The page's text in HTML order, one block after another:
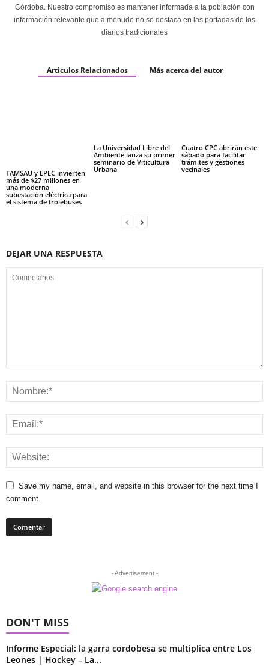
Córdoba. Nuestro compromiso es mantener informada a la población con
información relevante que a menudo no se destaca en las portadas de los
diarios tradicionales
Articulos Relacionados Más acerca del autor
TAMSAU y EPEC invierten
más de $27 millones en
una moderna
subestación eléctrica para
el sistema de trolebuses
La Universidad Libre del
Ambiente lanza su primer
seminario de Viticultura
Urbana
Cuatro CPC abrirán este
sábado para facilitar
trámites y gestiones
vecinales
DEJAR UNA RESPUESTA
Save my name, email, and website in this browser for the next time I
comment.
- Advertisement -
DON'T MISS
Informe Especial: la garra cordobesa se multiplica entre Los
Leones | Hockey – La...